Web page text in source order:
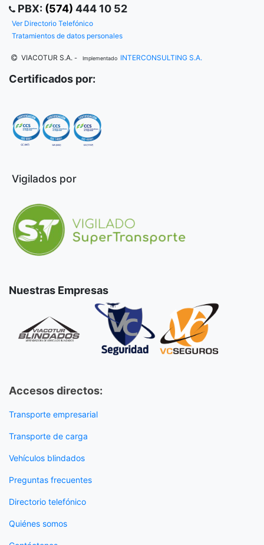
PBX: (574) 444 10 52
Ver Directorio Telefónico
Tratamientos de datos personales
VIACOTUR S.A. - Implementado INTERCONSULTING S.A.
Certificados por:
Vigilados por
Nuestras Empresas
Accesos directos:
Transporte empresarial
Transporte de carga
Vehículos blindados
Preguntas frecuentes
Directorio telefónico
Quiénes somos